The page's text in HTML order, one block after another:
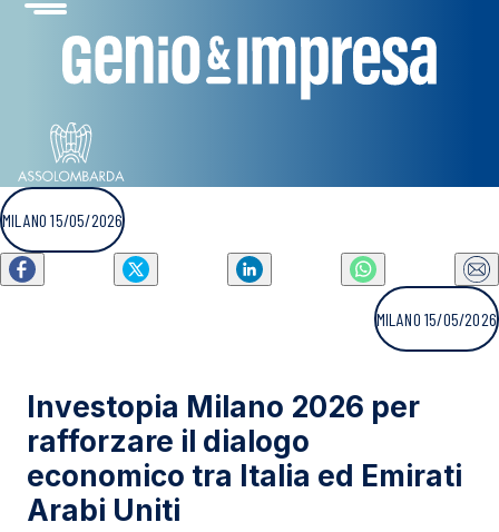
MILANO 15/05/2026
MILANO 15/05/2026
Investopia Milano 2026 per
rafforzare il dialogo
economico tra Italia ed Emirati
Arabi Uniti